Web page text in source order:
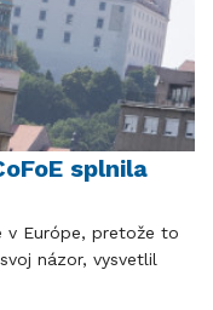
splnila
v Európe, pretože to
názor, vysvetlil